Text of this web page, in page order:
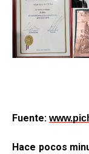
Fuente:
Hace pocos